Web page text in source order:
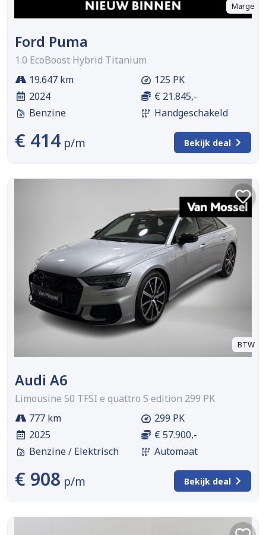
Marge
Ford Puma
1.0 EcoBoost Hybrid Titanium
19.647 km
2024
Benzine
125 PK
€ 21.845,-
Handgeschakeld
€ 414 p/m Bekijk deal
BTW
Audi A6
Limousine 50 TFSI e quattro S edition 299 PK
777 km
2025
Benzine / Elektrisch
299 PK
€ 57.900,-
Automaat
€ 908 p/m Bekijk deal